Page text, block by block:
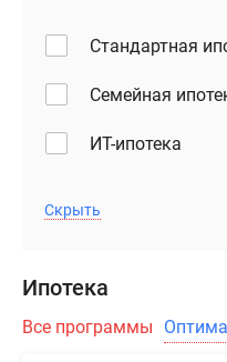
Стандартная
Семейная
ИТ-ипотека
Скрыть
Ипотека
Все программы